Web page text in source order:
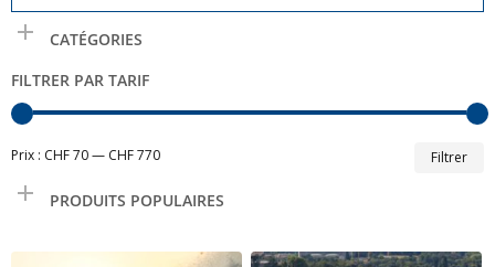
CATÉGORIES
FILTRER PAR TARIF
Filtrer
Prix : CHF 70— CHF 770
PRODUITS POPULAIRES